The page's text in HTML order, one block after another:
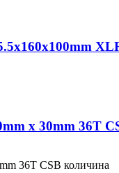
x 30mm 36T
36T CSB количина